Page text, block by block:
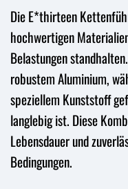
Die E*thirteen
hochwertigen
Belastungen
robustem Aluminium,
speziellem Kunststoff
langlebig ist. Diese
Lebensdauer und
Bedingungen.